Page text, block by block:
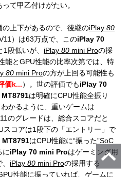
て甲乙付けがたい。
上下があるので、後継のiPlay 80
）は63万点で、このiPlay 70
段低いが、 iPlay 80 mini Proの採
能とGPU性能の比率次第では、特
80 mini Proの方が上回る可能性も
価k...）。世の評価でもiPlay 70
は明確にCPU性能全振り
かるように、重いゲームは
のグレードは、総合スコアだと
スコアは1段下の「エントリー」で
MT8791はCPU性能に“振った”SoC
にiPlay 70 mini Proはゲーミング用
iPlay 80 mini Proの採用する
性能に振っていれば、ゲームに